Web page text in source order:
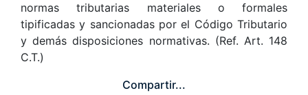
normas tributarias materiales o formales
tipificadas y sancionadas por el Código Tributario
y demás disposiciones normativas. (Ref. Art. 148
C.T.)
Compartir...